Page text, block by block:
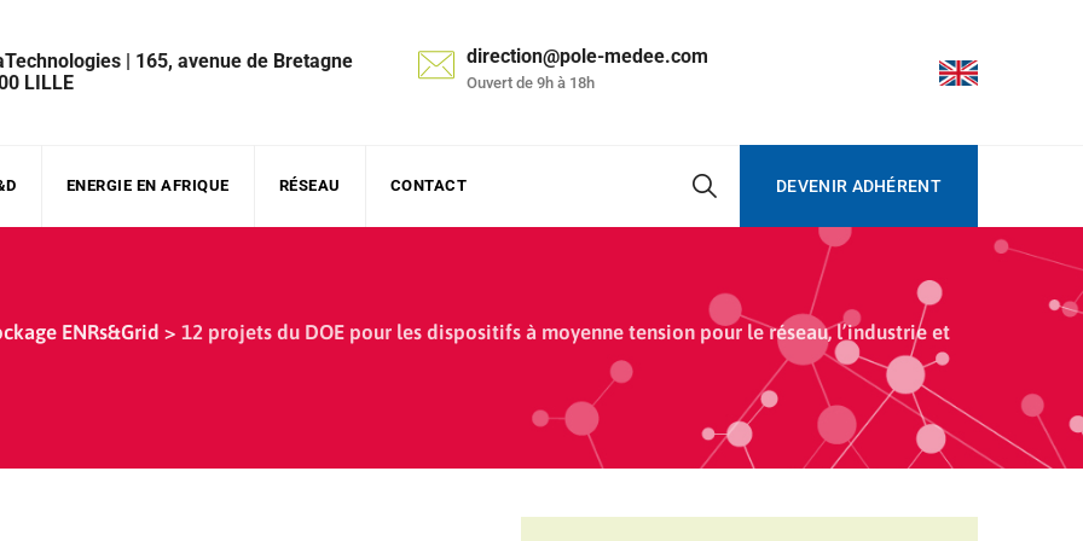
| 165, avenue de Bretagne
LILLE
direction@pole-medee.com
Ouvert de 9h à 18h
ENERGIE EN AFRIQUE RÉSEAU CONTACT DEVENIR ADHÉRENT
ENRs&Grid > 12 projets du DOE pour les dispositifs à moyenne tension pour le réseau, l’industrie et